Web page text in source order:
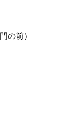
の前）